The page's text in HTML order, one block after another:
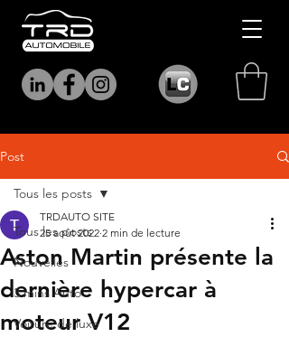
Post
Tous les posts
Nouvelles
3 mins Auto
Voiture de luxe
Tous les posts
Aston Martin présente la
dernière hypercar à
moteur V12
TRDAUTO SITE
25 août 2022 2 min de lecture